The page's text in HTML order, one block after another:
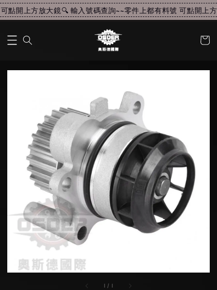
點開上方放大鏡🔍 輸入號碼查詢~~零件上都有料號 可點開上方
1 / 1